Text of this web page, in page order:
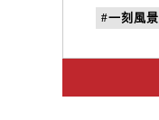
#一刻風景